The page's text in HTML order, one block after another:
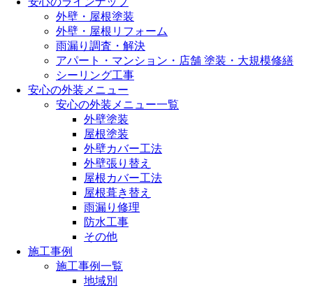
外壁・屋根塗装
外壁・屋根リフォーム
雨漏り調査・解決
アパート・マンション・店舗 塗装・大規模修繕
シーリング工事
安心の外装メニュー
安心の外装メニュー一覧
外壁塗装
屋根塗装
外壁カバー工法
外壁張り替え
屋根カバー工法
屋根葺き替え
雨漏り修理
防水工事
その他
施工事例
施工事例一覧
地域別